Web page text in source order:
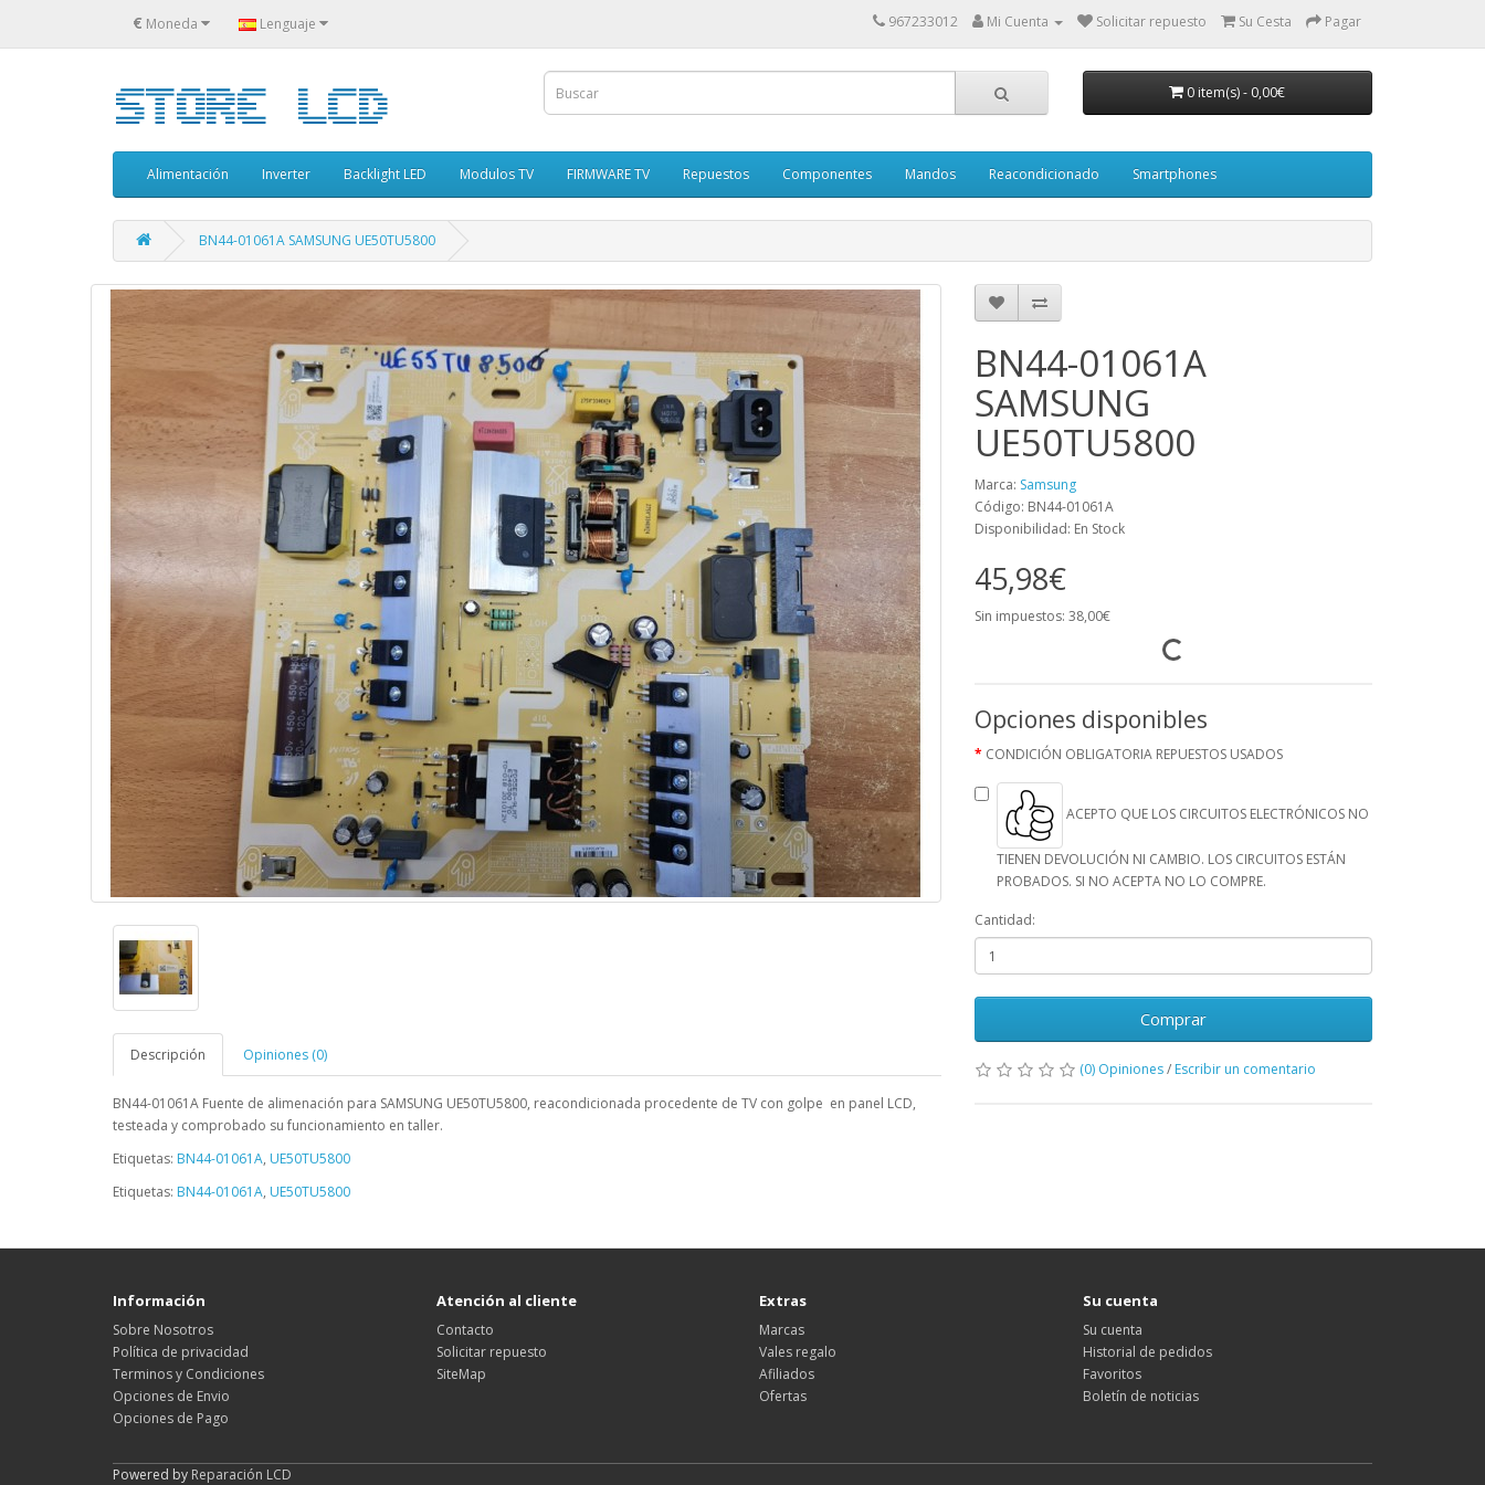
€ Moneda Lenguaje 967233012 Mi Cuenta Solicitar repuesto Su Cesta Pagar
0 item(s)- 0,00€
Alimentación Inverter Backlight LED Modulos TV FIRMWARE TV Repuestos Componentes Mandos Reacondicionado Smartphones
BN44-01061A SAMSUNG UE50TU5800
Descripción Opiniones (0)
BN44-01061A Fuente de alimenación para SAMSUNG UE50TU5800, reacondicionada procedente de TV con golpe en panel LCD,
testeada y comprobado su funcionamiento en taller.
BN44-01061A
SAMSUNG
UE50TU5800
Marca: Samsung
Código: BN44-01061A
Disponibilidad: En Stock
45,98€
Sin impuestos: 38,00€
Opciones disponibles
CONDICIÓN OBLIGATORIA REPUESTOS USADOS
ACEPTO QUE LOS CIRCUITOS ELECTRÓNICOS NO
TIENEN DEVOLUCIÓN NI CAMBIO. LOS CIRCUITOS ESTÁN
PROBADOS. SI NO ACEPTA NO LO COMPRE.
Cantidad:
Comprar
(0) Opiniones/ Escribir un comentario
Etiquetas: BN44-01061A, UE50TU5800
Etiquetas: BN44-01061A, UE50TU5800
Información
Sobre Nosotros
Política de privacidad
Terminos y Condiciones
Opciones de Envio
Opciones de Pago
Atención al cliente
Contacto
Solicitar repuesto
SiteMap
Extras
Marcas
Vales regalo
Afiliados
Ofertas
Su cuenta
Su cuenta
Historial de pedidos
Favoritos
Boletín de noticias
Powered by Reparación LCD